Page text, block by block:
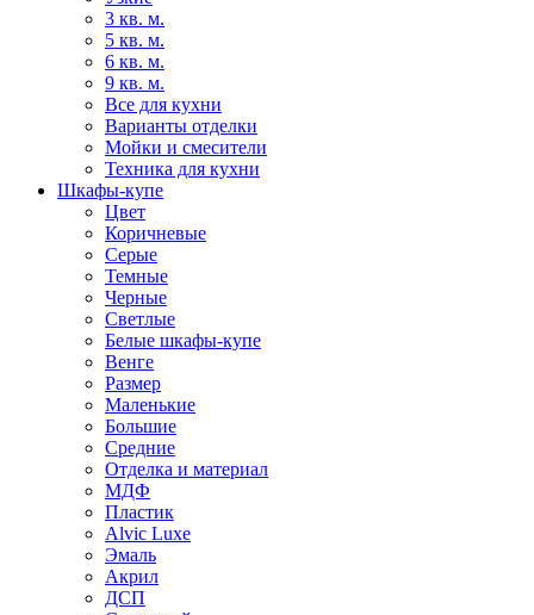
3 кв. м.
5 кв. м.
6 кв. м.
9 кв. м.
Все для кухни
Варианты отделки
Мойки и смесители
Техника для кухни
Шкафы-купе
Цвет
Коричневые
Серые
Темные
Черные
Светлые
Белые шкафы-купе
Венге
Размер
Маленькие
Большие
Средние
Отделка и материал
МДФ
Пластик
Alvic Luxe
Эмаль
Акрил
ДСП